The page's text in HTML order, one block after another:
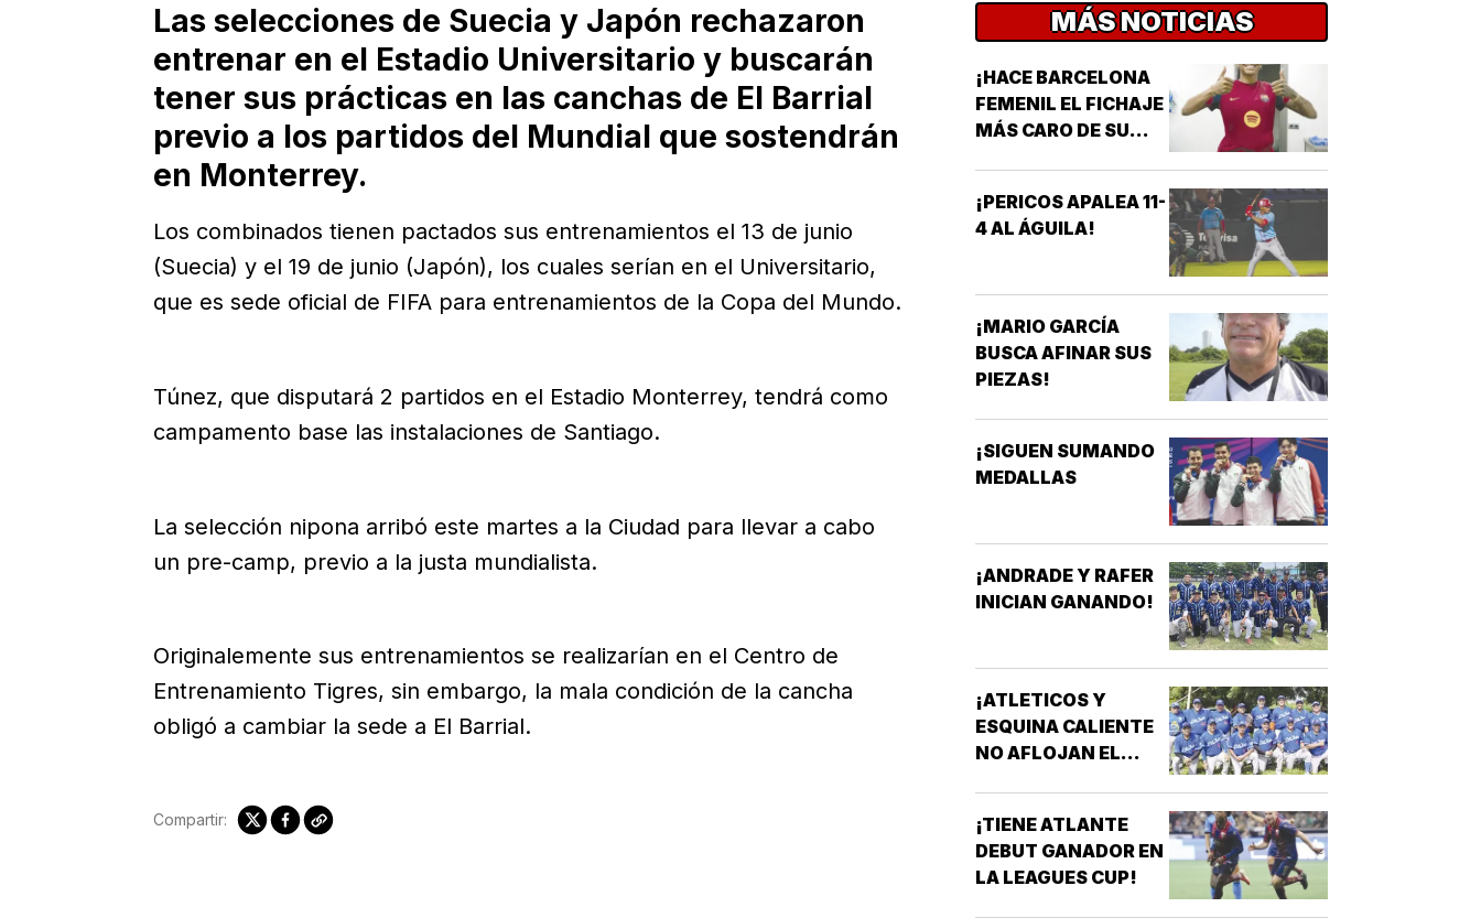
Las selecciones de Suecia y Japón rechazaron
entrenar en el Estadio Universitario y buscarán
tener sus prácticas en las canchas de El Barrial
previo a los partidos del Mundial que sostendrán
en Monterrey.
Los combinados tienen pactados sus entrenamientos el 13 de junio
(Suecia) y el 19 de junio (Japón), los cuales serían en el Universitario,
que es sede oficial de FIFA para entrenamientos de la Copa del Mundo.
Túnez, que disputará 2 partidos en el Estadio Monterrey, tendrá como
campamento base las instalaciones de Santiago.
La selección nipona arribó este martes a la Ciudad para llevar a cabo
un pre-camp, previo a la justa mundialista.
Originalemente sus entrenamientos se realizarían en el Centro de
Entrenamiento Tigres, sin embargo, la mala condición de la cancha
obligó a cambiar la sede a El Barrial.
Compartir:
MÁS NOTICIAS
¡HACE BARCELONA
FEMENIL EL FICHAJE
MÁS CARO DE SU
¡PERICOS APALEA 11-
4 AL ÁGUILA!
¡MARIO GARCÍA
BUSCA AFINAR SUS
PIEZAS!
¡SIGUEN SUMANDO
MEDALLAS
¡ANDRADE Y RAFER
INICIAN GANANDO!
¡ATLETICOS Y
ESQUINA CALIENTE
NO AFLOJAN EL
¡TIENE ATLANTE
DEBUT GANADOR EN
LA LEAGUES CUP!